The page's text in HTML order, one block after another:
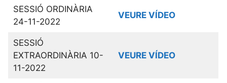
SESSIÓ ORDINÀRIA
24-11-2022
VEURE VÍDEO
SESSIÓ
EXTRAORDINÀRIA 10-
11-2022
VEURE VÍDEO